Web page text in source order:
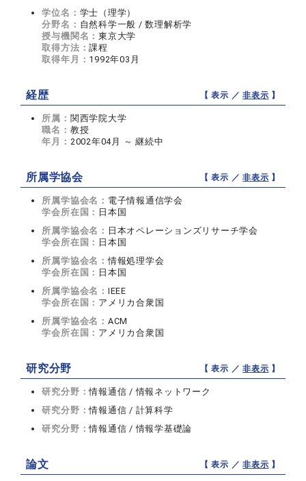
学位名： 学士（理学）
分野名： 自然科学一般 / 数理解析学
授与機関名：東京大学
取得方法：課程
取得年月： 1992年03月
経歴 【 表示 ／非表示 】
所属： 関西学院大学
職名： 教授
年月： 2002年04月 ～ 継続中
所属学協会 【 表示 ／非表示 】
所属学協会名： 電子情報通信学会
学会所在国： 日本国
所属学協会名： 日本オペレーションズリサーチ学会
学会所在国： 日本国
所属学協会名：情報処理学会
学会所在国： 日本国
所属学協会名： IEEE
学会所在国： アメリカ合衆国
所属学協会名： ACM
学会所在国： アメリカ合衆国
研究分野 【 表示 ／非表示 】
研究分野：情報通信 / 情報ネットワーク
研究分野：情報通信 / 計算科学
研究分野：情報通信 / 情報学基礎論
論文 【 表示 ／非表示 】